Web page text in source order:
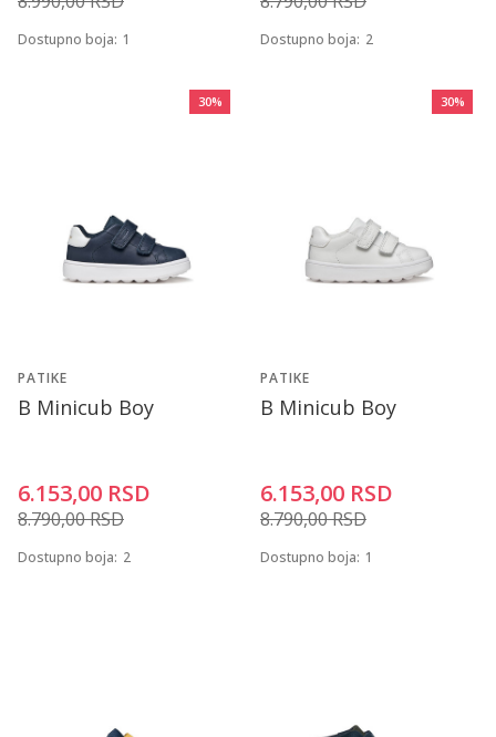
Dostupno boja: 1 Dostupno boja: 2
30%
PATIKE
B Minicub Boy
6.153,00 RSD
8.790,00RSD
Dostupno boja: 2
30%
PATIKE
B Minicub Boy
6.153,00 RSD
8.790,00RSD
Dostupno boja: 1